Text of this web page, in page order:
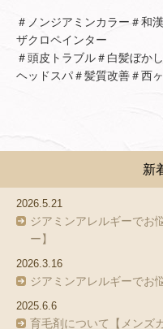
＃ノンジアミンカラー＃和
ザクロペインター
＃頭皮トラブル＃白髪ぼか
ヘッドスパ＃髪質改善＃西
新
2026.5.21
ジアミンアレルギーでお
ー】
2026.3.16
ジアミンアレルギーでお
2025.6.6
育毛剤について【メンズ